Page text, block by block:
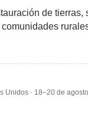
de tierras,
Unidos · 18–20 de